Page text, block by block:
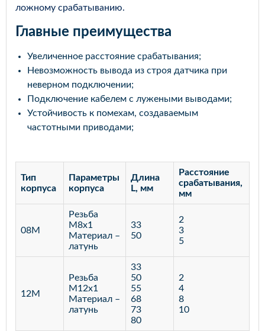
ложному срабатыванию.
Главные преимущества
Увеличенное расстояние срабатывания;
Невозможность вывода из строя датчика при
неверном подключении;
Подключение кабелем с лужеными выводами;
Устойчивость к помехам, создаваемым
частотными приводами;
Тип
корпуса
Параметры
корпуса
Длина
L, мм
Расстояние
срабатывания,
мм
08M
Резьба
М8х1
Материал –
латунь
33
50
2
3
5
12M
Резьба
М12х1
Материал –
латунь
33
50
55
68
73
80
2
4
8
10